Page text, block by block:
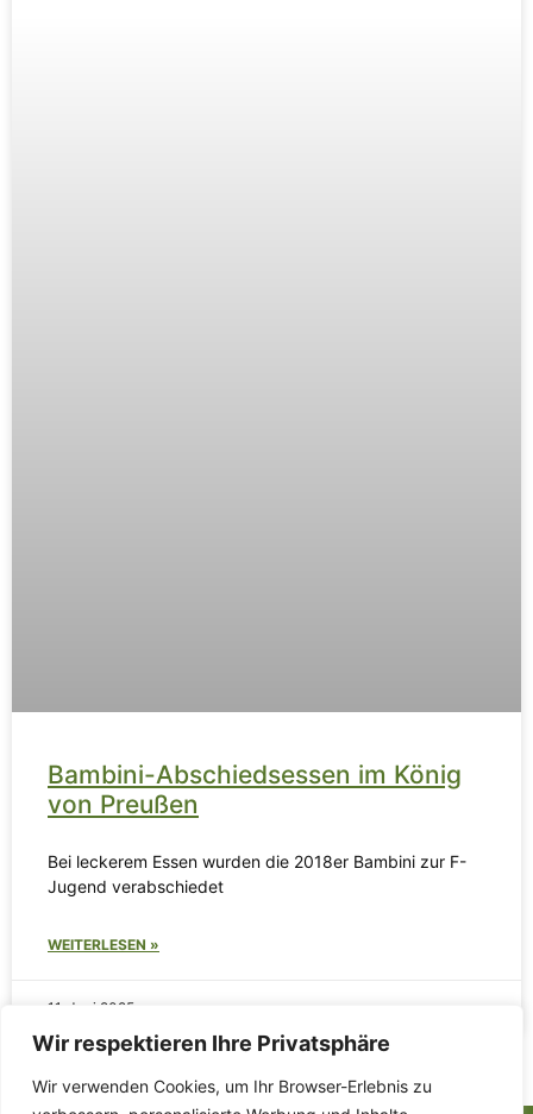
Wir respektieren Ihre Privatsphäre
Wir verwenden Cookies, um Ihr Browser-Erlebnis zu
Bambini-Abschiedsessen im König
von Preußen
Bei leckerem Essen wurden die 2018er Bambini zur F-
Jugend verabschiedet
WEITERLESEN »
11. Juni 2025